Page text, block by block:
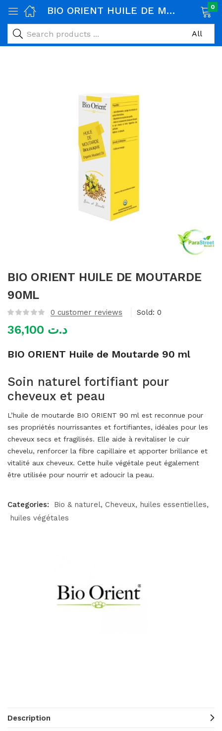
alimentaires)
BIO ORIENT HUILE DE MOUTARDE 90ML 0
BIO ORIENT HUILE DE MOUTARDE
90ML
0 customer reviews Sold: 0
د.ت
BIO ORIENT Huile de Moutarde 90 ml
Soin naturel fortifiant pour
cheveux et peau
L’huile de moutarde BIO ORIENT 90 ml est reconnue pour
ses propriétés nourrissantes et fortifiantes, idéales pour les
cheveux secs et fragilisés. Elle aide à revitaliser le cuir
chevelu, renforcer la fibre capillaire et apporter brillance et
vitalité aux cheveux. Cette huile végétale peut également
être utilisée pour nourrir et adoucir la peau.
Categories: Bio & naturel Cheveux huiles essentielles
huiles végétales
Description